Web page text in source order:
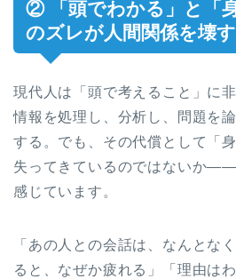
② 「頭でわかる」と「
のズレが人間関係を壊す
現代人は「頭で考えること」に
情報を処理し、分析し、問題を
する。でも、その代償として「
失ってきているのではないか——
感じています。
「あの人との会話は、なんとな
ると、なぜか疲れる」「理由は